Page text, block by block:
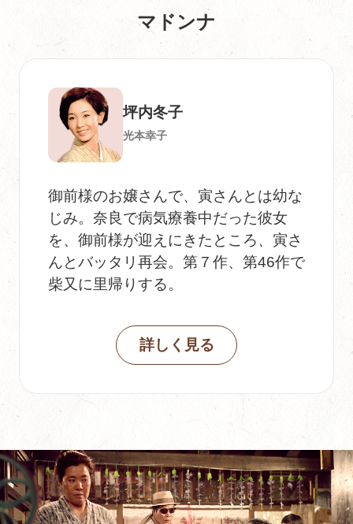
マドンナ
坪内冬子
光本幸子
御前様のお嬢さんで、寅さんとは幼な
じみ。奈良で病気療養中だった彼女
を、御前様が迎えにきたところ、寅さ
んとバッタリ再会。第７作、第46作で
柴又に里帰りする。
詳しく見る